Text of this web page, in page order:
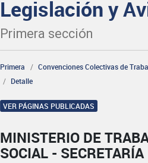
Legislación y
Primera sección
Primera
Convenciones Colectivas de
Detalle
VER PÁGINAS PUBLICADAS
MINISTERIO DE
SOCIAL -